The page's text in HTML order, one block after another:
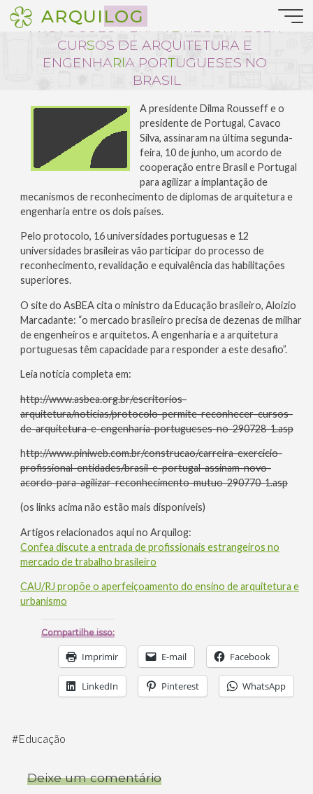
Pular
para
ARQUILOGProfissão
P R OTOCO LO PERMI T E RE C O NHE CER
CURSOS DE ARQUITETURA E
ENGENHARIA PORTUGUESES NO
BRASIL
14:57
A presidente Dilma Rousseff e o
presidente de Portugal, Cavaco
Silva, assinaram na última segunda-
feira, 10 de junho, um acordo de
cooperação entre Brasil e Portugal
para agilizar a implantação de
mecanismos de reconhecimento de diplomas de arquitetura e
engenharia entre os dois países.
Pelo protocolo, 16 universidades portuguesas e 12
universidades brasileiras vão participar do processo de
reconhecimento, revalidação e equivalência das habilitações
superiores.
O site do AsBEA cita o ministro da Educação brasileiro, Aloizio
Marcadante: “o mercado brasileiro precisa de dezenas de milhar
de engenheiros e arquitetos. A engenharia e a arquitetura
portuguesas têm capacidade para responder a este desafio”.
Leia notícia completa em:
http://www.asbea.org.br/escritorios-
arquitetura/noticias/protocolo-permite-reconhecer-cursos-
de-arquitetura-e-engenharia-portugueses-no-290728-1.asp
http://www.piniweb.com.br/construcao/carreira-exercicio-
profissional-entidades/brasil-e-portugal-assinam-novo-
acordo-para-agilizar-reconhecimento-mutuo-290770-1.asp
(os links acima não estão mais disponíveis)
Artigos relacionados aqui no Arquilog:
Confea discute a entrada de profissionais estrangeiros no
mercado de trabalho brasileiro
CAU/RJ propõe o aperfeiçoamento do ensino de arquitetura e
urbanismo
Compartilhe isso:
Imprimir E-mail Facebook
LinkedIn Pinterest WhatsApp
#Educação
Deixe um comentário